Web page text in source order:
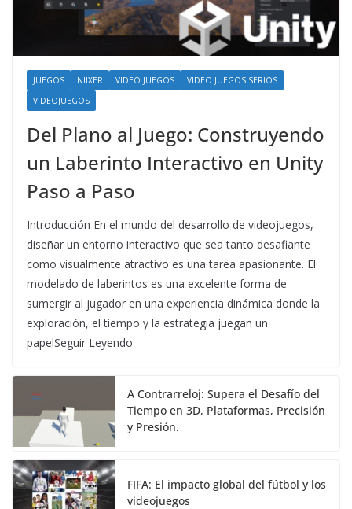
JUEGOS NIIXER VIDEO JUEGOS
VIDEO JUEGOS SERIOS
VIDEOJUEGOS
Del Plano al Juego: Construyendo
un Laberinto Interactivo en Unity
Paso a Paso
Introducción En el mundo del desarrollo de videojuegos,
diseñar un entorno interactivo que sea tanto desafiante
como visualmente atractivo es una tarea apasionante. El
modelado de laberintos es una excelente forma de
sumergir al jugador en una experiencia dinámica donde la
exploración, el tiempo y la estrategia juegan un
papelSeguir Leyendo
A Contrarreloj: Supera el Desafío del
Tiempo en 3D, Plataformas, Precisión
y Presión.
FIFA: El impacto global del fútbol y los
videojuegos